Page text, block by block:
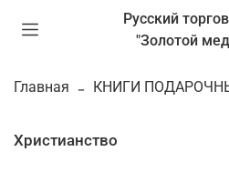
Русский
"Золотой
Главная КНИГИ
Христианство